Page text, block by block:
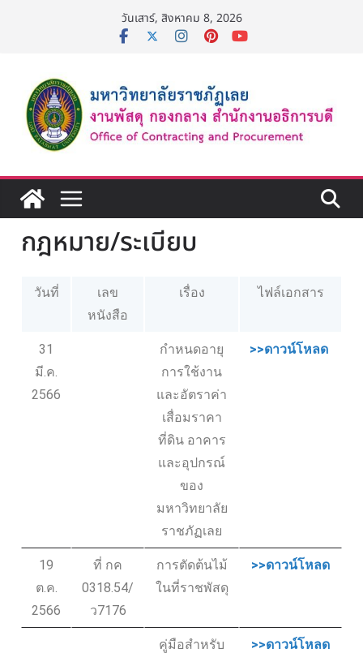
วันเสาร์, สิงหาคม 8, 2026
กฎหมาย/ระเบียบ
วันที่
เลข
หนังสือ
เรื่อง ไฟล์เอกสาร
31
มี.ค.
2566
กำหนดอายุ
การใช้งาน
และอัตราค่า
เสื่อมราคา
ที่ดิน อาคาร
และอุปกรณ์
ของ
มหาวิทยาลัย
ราชภัฏเลย
>>ดาวน์โหลด
19
ต.ค.
2566
ที่ กค
0318.54/
ว7176
การตัดต้นไม้
ในที่ราชพัสดุ
>>ดาวน์โหลด
คู่มือสำหรับ
>>ดาวน์โหลด